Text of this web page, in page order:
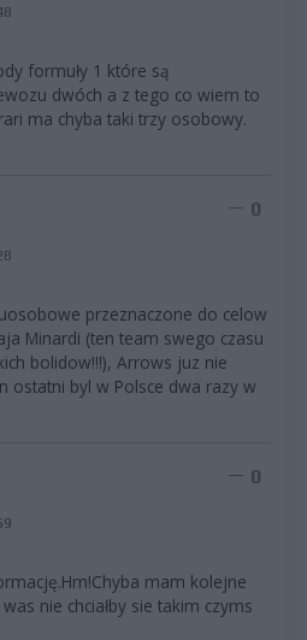
formuły 1 które są
dwóch a z tego co wiem to
ma chyba taki trzy osobowy.
0
przeznaczone do celow
Minardi (ten team swego czasu
bolidow!!!), Arrows juz nie
ostatni byl w Polsce dwa razy w
0
mam kolejne
nie chciałby sie takim czyms